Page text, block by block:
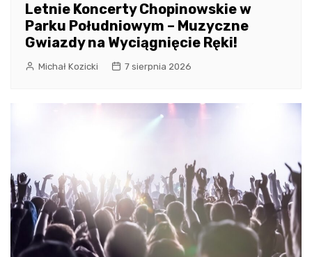
Letnie Koncerty Chopinowskie w
Parku Południowym – Muzyczne
Gwiazdy na Wyciągnięcie Ręki!
Michał Kozicki 7 sierpnia 2026